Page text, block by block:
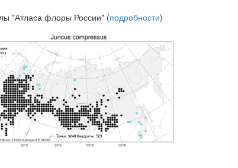
"Атласа флоры России" (подробности)